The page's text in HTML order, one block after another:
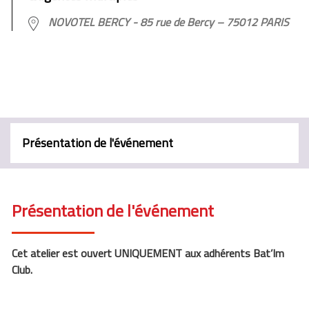
NOVOTEL BERCY - 85 rue de Bercy – 75012 PARIS
Présentation de l'événement
Présentation de l'événement
Cet atelier est ouvert UNIQUEMENT aux adhérents Bat’Im
Club.